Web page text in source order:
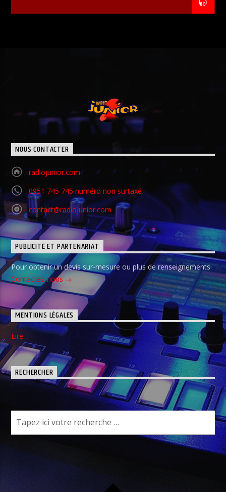
NOUS CONTACTER
radiojunior.com
0951 745 745 numéro non surtaxé
contact@radiojunior.com
PUBLICITÉ ET PARTENARIAT
Pour obtenir un devis sur-mesure ou plus de renseignements
Contactez-nous
MENTIONS LÉGALES
Lire…
RECHERCHER